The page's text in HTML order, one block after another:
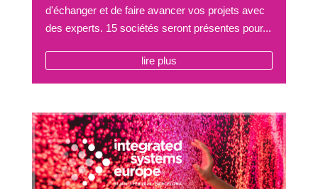
d'échanger et de faire avancer vos projets avec
des experts. 15 sociétés seront présentes pour...
lire plus